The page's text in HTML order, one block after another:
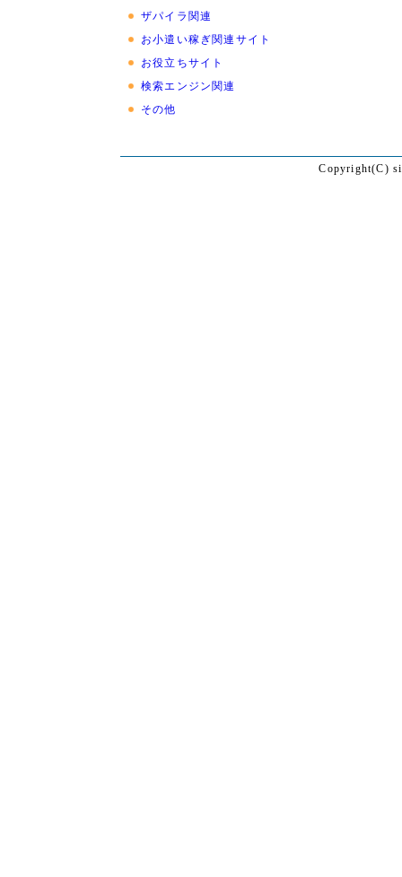
ザパイラ関連
お小遣い稼ぎ関連サイト
お役立ちサイト
検索エンジン関連
その他
Copyright(C)